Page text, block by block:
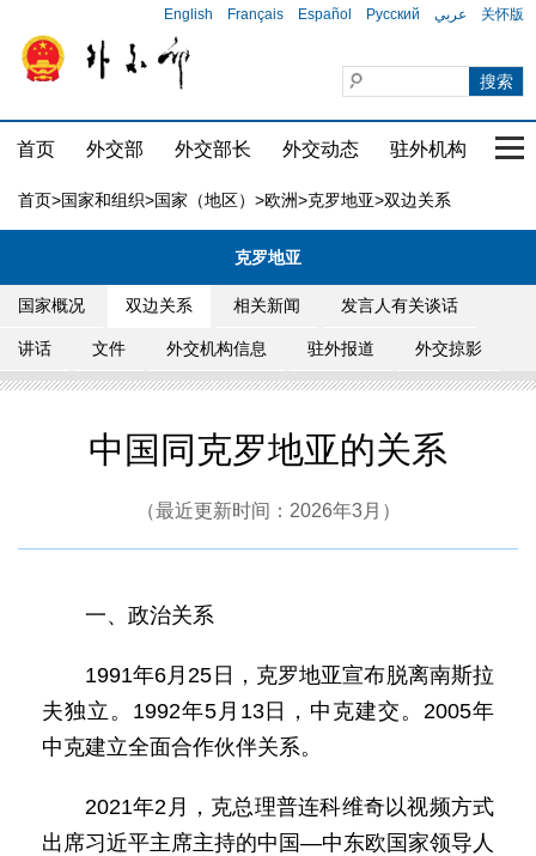
English Français Español Русский عربي 关怀版
首页 外交部 外交部长 外交动态 驻外机构 国
首页>国家和组织>国家（地区） >欧洲>克罗地亚>双边关系
克罗地亚
国家概况 双边关系 相关新闻 发言人有关谈话
讲话 文件 外交机构信息 驻外报道 外交掠影
中国同克罗地亚的关系
（最近更新时间：2026年3月）
一、政治关系
1991年6月25日，克罗地亚宣布脱离南斯拉
夫独立。1992年5月13日，中克建交。2005年
中克建立全面合作伙伴关系。
2021年2月，克总理普连科维奇以视频方式
出席习近平主席主持的中国—中东欧国家领导人